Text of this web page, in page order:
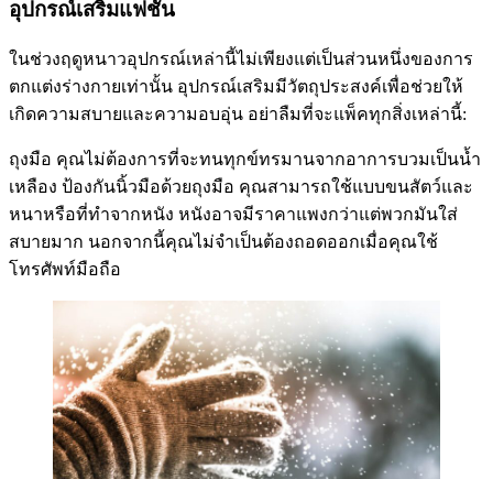
อุปกรณ์เสริมแฟชั่น
ในช่วงฤดูหนาวอุปกรณ์เหล่านี้ไม่เพียงแต่เป็นส่วนหนึ่งของการ
ตกแต่งร่างกายเท่านั้น อุปกรณ์เสริมมีวัตถุประสงค์เพื่อช่วยให้
เกิดความสบายและความอบอุ่น อย่าลืมที่จะแพ็คทุกสิ่งเหล่านี้:
ถุงมือ คุณไม่ต้องการที่จะทนทุกข์ทรมานจากอาการบวมเป็นน้ำ
เหลือง ป้องกันนิ้วมือด้วยถุงมือ คุณสามารถใช้แบบขนสัตว์และ
หนาหรือที่ทำจากหนัง หนังอาจมีราคาแพงกว่าแต่พวกมันใส่
สบายมาก นอกจากนี้คุณไม่จำเป็นต้องถอดออกเมื่อคุณใช้
โทรศัพท์มือถือ